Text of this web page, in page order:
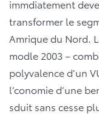
immdiatement
transformer le
Amrique du Nord.
modle 2003 –
polyvalence d’un
l’conomie d’une
sduit sans cesse